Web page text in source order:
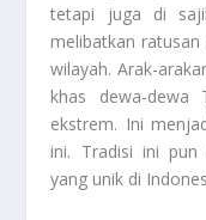
tetapi juga di
melibatkan
wilayah. Arak-
khas dewa-dewa
ekstrem. Ini
ini. Tradisi ini
yang unik di